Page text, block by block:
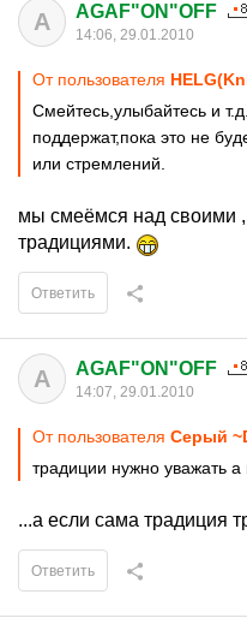
A AGAF"ON"OFF
14:06, 29.01.2010
От пользователя
Смейтесь,улыбайтесь и
поддержат,пока это не
или стремлений.
мы смеёмся над своими
традициями.
Ответить
A AGAF"ON"OFF
14:07, 29.01.2010
От пользователя Серый
традиции нужно уважать а
...а если сама традиция
Ответить